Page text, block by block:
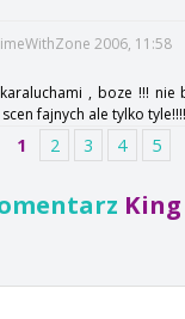
2006, 11:58
, boze !!! nie
fajnych ale tylko
1 2 3 4 5